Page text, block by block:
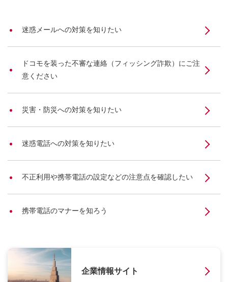
迷惑メールへの対策を知りたい
ドコモを装った不審な連絡（フィッシング詐欺）にご注
意ください
災害・防災への対策を知りたい
迷惑電話への対策を知りたい
不正利用や携帯電話の設定などの注意点を確認したい
携帯電話のマナーを知ろう
企業情報サイト